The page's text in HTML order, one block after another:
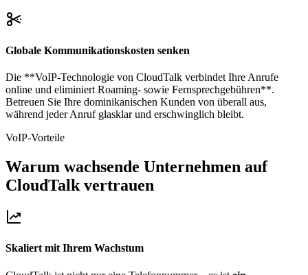
Globale Kommunikationskosten senken
Die **VoIP-Technologie von CloudTalk verbindet Ihre Anrufe
online und eliminiert Roaming- sowie Fernsprechgebühren**.
Betreuen Sie Ihre dominikanischen Kunden von überall aus,
während jeder Anruf glasklar und erschwinglich bleibt.
VoIP-Vorteile
Warum wachsende Unternehmen auf
CloudTalk vertrauen
Skaliert mit Ihrem Wachstum